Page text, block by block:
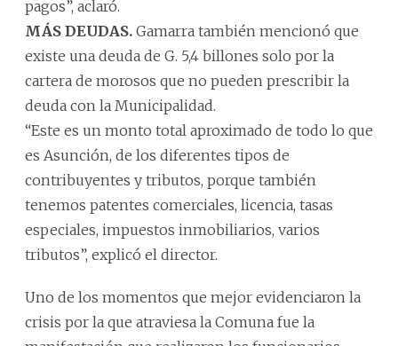
pagos”, aclaró.
MÁS DEUDAS. Gamarra también mencionó que
existe una deuda de G. 5,4 billones solo por la
cartera de morosos que no pueden prescribir la
deuda con la Municipalidad.
“Este es un monto total aproximado de todo lo que
es Asunción, de los diferentes tipos de
contribuyentes y tributos, porque también
tenemos patentes comerciales, licencia, tasas
especiales, impuestos inmobiliarios, varios
tributos”, explicó el director.
Uno de los momentos que mejor evidenciaron la
crisis por la que atraviesa la Comuna fue la